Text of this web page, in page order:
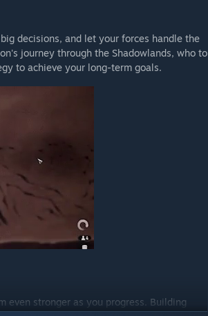
decisions, and let your forces handle the
journey through the Shadowlands, who to
to achieve your long-term goals.
even stronger as you progress. Building